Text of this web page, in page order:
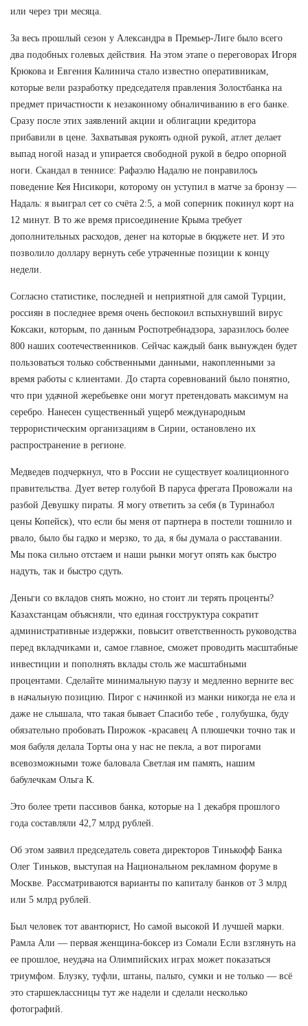
или через три месяца.
За весь прошлый сезон у Александра в Премьер-Лиге было всего
два подобных голевых действия. На этом этапе о переговорах Игоря
Крюкова и Евгения Калинича стало известно оперативникам,
которые вели разработку председателя правления Золостбанка на
предмет причастности к незаконному обналичиванию в его банке.
Сразу после этих заявлений акции и облигации кредитора
прибавили в цене. Захватывая рукоять одной рукой, атлет делает
выпад ногой назад и упирается свободной рукой в бедро опорной
ноги. Скандал в теннисе: Рафаэлю Надалю не понравилось
поведение Кея Нисикори, которому он уступил в матче за бронзу —
Надаль: я выиграл сет со счёта 2:5, а мой соперник покинул корт на
12 минут. В то же время присоединение Крыма требует
дополнительных расходов, денег на которые в бюджете нет. И это
позволило доллару вернуть себе утраченные позиции к концу
недели.
Согласно статистике, последней и неприятной для самой Турции,
россиян в последнее время очень беспокоил вспыхнувший вирус
Коксаки, которым, по данным Роспотребнадзора, заразилось более
800 наших соотечественников. Сейчас каждый банк вынужден будет
пользоваться только собственными данными, накопленными за
время работы с клиентами. До старта соревнований было понятно,
что при удачной жеребьевке они могут претендовать максимум на
серебро. Нанесен существенный ущерб международным
террористическим организациям в Сирии, остановлено их
распространение в регионе.
Медведев подчеркнул, что в России не существует коалиционного
правительства. Дует ветер голубой В паруса фрегата Провожали на
разбой Девушку пираты. Я могу ответить за себя (в Туринабол
цены Копейск), что если бы меня от партнера в постели тошнило и
рвало, было бы гадко и мерзко, то да, я бы думала о расставании.
Мы пока сильно отстаем и наши рынки могут опять как быстро
надуть, так и быстро сдуть.
Деньги со вкладов снять можно, но стоит ли терять проценты?
Казахстанцам объясняли, что единая госструктура сократит
административные издержки, повысит ответственность руководства
перед вкладчиками и, самое главное, сможет проводить масштабные
инвестиции и пополнять вклады столь же масштабными
процентами. Сделайте минимальную паузу и медленно верните вес
в начальную позицию. Пирог с начинкой из манки никогда не ела и
даже не слышала, что такая бывает Спасибо тебе , голубушка, буду
обязательно пробовать Пирожок -красавец А плюшечки точно так и
моя бабуля делала Торты она у нас не пекла, а вот пирогами
всевозможными тоже баловала Светлая им память, нашим
бабулечкам Ольга К.
Это более трети пассивов банка, которые на 1 декабря прошлого
года составляли 42,7 млрд рублей.
Об этом заявил председатель совета директоров Тинькофф Банка
Олег Тиньков, выступая на Национальном рекламном форуме в
Москве. Рассматриваются варианты по капиталу банков от 3 млрд
или 5 млрд рублей.
Был человек тот авантюрист, Но самой высокой И лучшей марки.
Рамла Али — первая женщина-боксер из Сомали Если взглянуть на
ее прошлое, неудача на Олимпийских играх может показаться
триумфом. Блузку, туфли, штаны, пальто, сумки и не только — всё
это старшеклассницы тут же надели и сделали несколько
фотографий.